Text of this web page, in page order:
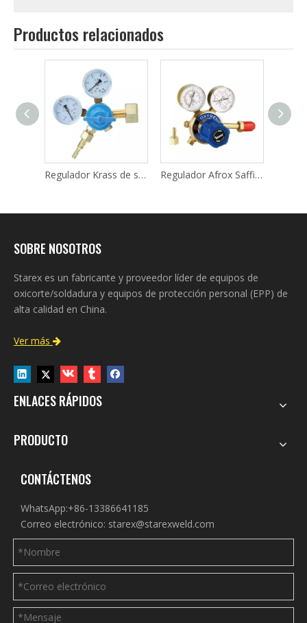
Productos relacionados
Regulador Krass de servicio ligero Oxígeno Bko-50-2 Regulador Afrox Saffire de servicio mediano Oxígeno, acetileno y propano
SOBRE NOSOTROS
Starex es un fabricante y proveedor líder de equipos de
oxicorte/soldadura y equipos de protección personal (EPP) de
alta calidad en China.
Ver más 
ENLACES RÁPIDOS
PRODUCTO
CONTÁCTENOS
WhatsApp:+86-13386641185
Correo electrónico: starex@starexweld.com